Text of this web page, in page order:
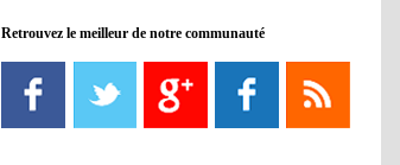
08:21 - 2022/11/08
Liverpool mis en vente par son
propriétaire
Retrouvez le meilleur de notre communauté